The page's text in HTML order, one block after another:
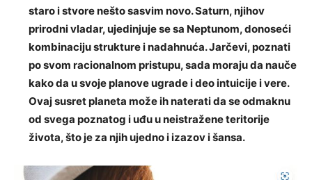
staro i stvore nešto sasvim novo. Saturn, njihov
prirodni vladar, ujedinjuje se sa Neptunom, donoseći
kombinaciju strukture i nadahnuća. Jarčevi, poznati
po svom racionalnom pristupu, sada moraju da nauče
kako da u svoje planove ugrade i deo intuicije i vere.
Ovaj susret planeta može ih naterati da se odmaknu
od svega poznatog i uđu u neistražene teritorije
života, što je za njih ujedno i izazov i šansa.